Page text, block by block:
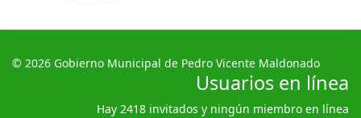
© 2026 Gobierno Municipal de Pedro Vicente Maldonado
Usuarios en línea
Hay 2418 invitados y ningún miembro en línea